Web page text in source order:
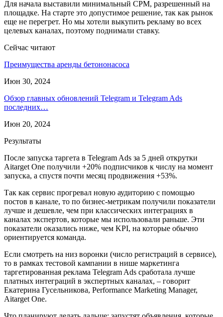
Для начала выставили минимальный CPM, разрешенный на
площадке. На старте это допустимое решение, так как рынок
еще не перегрет. Но мы хотели выкупить рекламу во всех
целевых каналах, поэтому поднимали ставку.
Сейчас читают
Преимущества аренды бетононасоса
Июн 30, 2024
Обзор главных обновлений Telegram и Telegram Ads
последних…
Июн 20, 2024
Результаты
После запуска таргета в Telegram Ads за 5 дней открутки
Aitarget One получили +20% подписчиков к числу на момент
запуска, а спустя почти месяц продвижения +53%.
Так как сервис прогревал новую аудиторию с помощью
постов в канале, то по бизнес-метрикам получили показатели
лучше и дешевле, чем при классических интеграциях в
каналах экспертов, которые мы использовали раньше. Эти
показатели оказались ниже, чем KPI, на которые обычно
ориентируется команда.
Если смотреть на низ воронки (число регистраций в сервисе),
то в рамках тестовой кампании в нише маркетинга
таргетированная реклама Telegram Ads сработала лучше
платных интеграций в экспертных каналах, – говорит
Екатерина Гусельникова, Performance Marketing Manager,
Aitarget One.